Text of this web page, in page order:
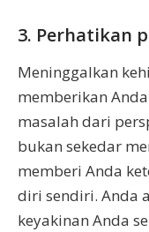
3. Perhatikan
Meninggalkan
memberikan
masalah dari
bukan sekedar
memberi Anda
diri sendiri. Anda
keyakinan Anda